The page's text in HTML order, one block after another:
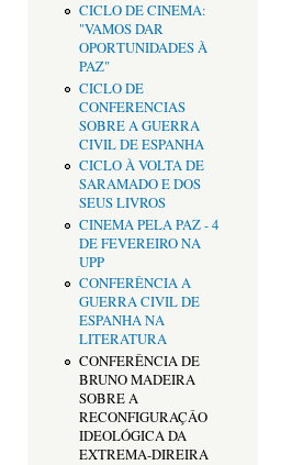
CICLO DE CINEMA:
"VAMOS DAR
OPORTUNIDADES À
PAZ"
CICLO DE
CONFERENCIAS
SOBRE A GUERRA
CIVIL DE ESPANHA
CICLO À VOLTA DE
SARAMADO E DOS
SEUS LIVROS
CINEMA PELA PAZ - 4
DE FEVEREIRO NA
UPP
CONFERÊNCIA A
GUERRA CIVIL DE
ESPANHA NA
LITERATURA
CONFERÊNCIA DE
BRUNO MADEIRA
SOBRE A
RECONFIGURAÇÂO
IDEOLÓGICA DA
EXTREMA-DIREIRA